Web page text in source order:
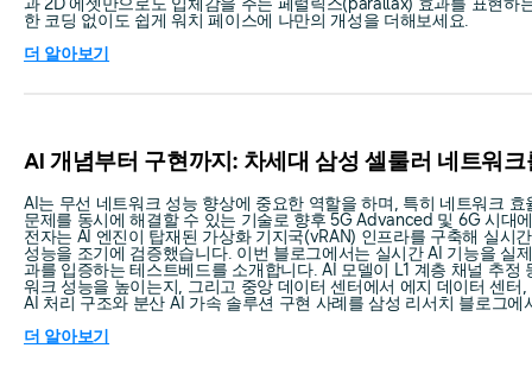
과 2D 에셋만으로도 입체감을 주는 페럴릭스(parallax) 효과를 표현하
한 코딩 없이도 쉽게 워치 페이스에 나만의 개성을 더해보세요.
더 알아보기
AI 개념부터 구현까지: 차세대 삼성 셀룰러 네트워
AI는 무선 네트워크 성능 향상에 중요한 역할을 하며, 특히 네트워크
문제를 동시에 해결할 수 있는 기술로 향후 5G Advanced 및 6G 시대
전자는 AI 엔진이 탑재된 가상화 기지국(vRAN) 인프라를 구축해 실시
성능을 조기에 검증했습니다. 이번 블로그에서는 실시간 AI 기능을 실
과를 입증하는 테스트베드를 소개합니다. AI 모델이 L1 계층 채널 추정
워크 성능을 높이는지, 그리고 중앙 데이터 센터에서 에지 데이터 센터
AI 처리 구조와 분산 AI 가속 솔루션 구현 사례를 삼성 리서치 블로그에
더 알아보기